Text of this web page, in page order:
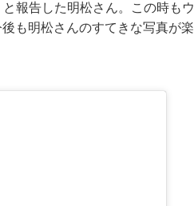
報告した明松さん。この時もウ
も明松さんのすてきな写真が楽